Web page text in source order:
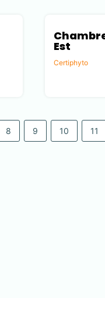
Est
Certiphyto
8 9 10 11